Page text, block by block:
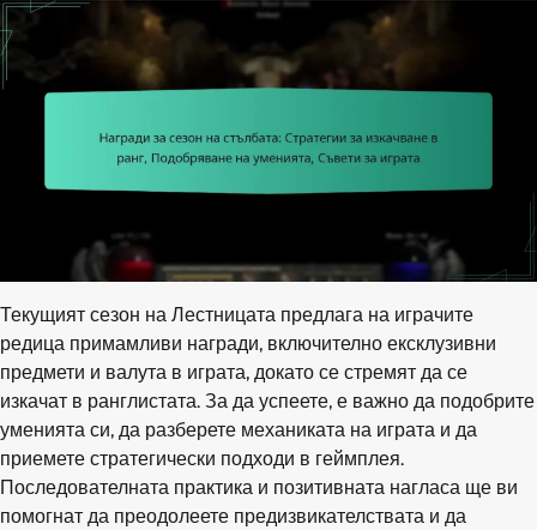
Текущият сезон на Лестницата предлага на играчите
редица примамливи награди, включително ексклузивни
предмети и валута в играта, докато се стремят да се
изкачат в ранглистата. За да успеете, е важно да подобрите
уменията си, да разберете механиката на играта и да
приемете стратегически подходи в геймплея.
Последователната практика и позитивната нагласа ще ви
помогнат да преодолеете предизвикателствата и да